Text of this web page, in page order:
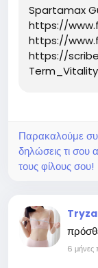
Spartamax
https://
https://
https://
Παρακαλούμε
δηλώσεις τι σου
τους φίλους σου!
6 μήνες